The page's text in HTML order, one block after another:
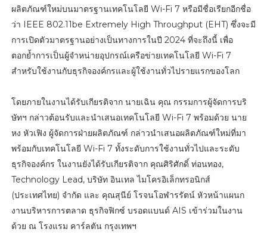
ผลิตภัณฑ์ใหม่บนมาตรฐานเทคโนโลยี Wi-Fi 7 หรือมีชื่อเรียกอีกชื่อ
ว่า IEEE 802.11be Extremely High Throughput (EHT) ซึ่งจะมี
การเปิดตัวมาตรฐานอย่างเป็นทางการในปี 2024 ที่จะถึงนี้ เพื่อ
ตอกย้ำการเป็นผู้จำหน่ายอุปกรณ์เครือข่ายเทคโนโลยี Wi-Fi 7
สำหรับใช้งานกับธุรกิจองค์กรและผู้ใช้งานทั่วไปรายแรกของโลก
โดยภายในงานได้รับเกียรติจาก นายเฉิน คุณ กรรมการผู้จัดการบริ
ษัทฯ กล่าวต้อนรับและนำเสนอเทคโนโลยี Wi-Fi 7 พร้อมด้วย นาย
หง หัวเฟิง ผู้จัดการฝ่ายผลิตภัณฑ์ กล่าวนำเสนอผลิตภัณฑ์ใหม่ที่มา
พร้อมกับเทคโนโลยี Wi-Fi 7 ทั้งระดับการใช้งานทั่วไปและระดับ
ธุรกิจองค์กร ในงานยังได้รับเกียรติจาก คุณศิริศักดิ์ ท่อนทอง,
Technology Lead, บริษัท อินเทล ไมโครอิเล็กทรอนิกส์
(ประเทศไทย) จำกัด และ คุณสุนีย์ โรจนโอฬารรัตน์ หัวหน้าแผนก
งานบริหารการตลาด ธุรกิจฟิกซ์ บรอดแบนด์ AIS เข้าร่วมในงาน
ด้วย ณ โรงแรม คาร์ลตัน กรุงเทพฯ